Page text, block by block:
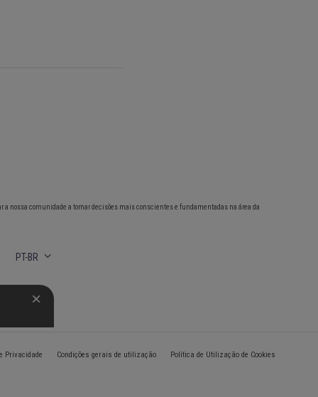
a nossa comunidade a tomar decisões mais conscientes e fundamentadas na área da
PT-BR
Privacidade Condições gerais de utilização Política de Utilização de Cookies